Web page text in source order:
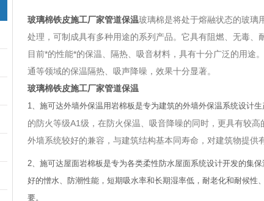
玻璃棉铁皮施工厂家管道保温玻璃棉是将处于熔融状态的玻璃
处理，可制成具有多种用途的系列产品。它具有阻燃、无毒
目前*的性能*的保温、隔热、吸音材料，具有十分广泛的用途
通等领域的保温隔热、吸声降噪，效果十分显著。
玻璃棉铁皮施工厂家管道保温
1、施可达外墙外保温用岩棉板是专为建筑的外墙外保温系统设计
的防火等级A1级，在防火保温、吸音降噪的同时，更具有较
外墙系统较好的兼容，与建筑结构基本同寿命，对建筑物提供
2、施可达屋面岩棉板是专为各类柔性防水屋面系统设计开发的集
好的憎水、防潮性能，短期吸水率和长期湿率低，耐老化和耐候
要。